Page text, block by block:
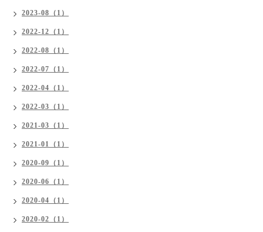
2023-08（1）
2022-12（1）
2022-08（1）
2022-07（1）
2022-04（1）
2022-03（1）
2021-03（1）
2021-01（1）
2020-09（1）
2020-06（1）
2020-04（1）
2020-02（1）